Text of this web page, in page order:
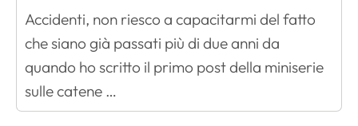
Accidenti, non riesco a capacitarmi del fatto
che siano già passati più di due anni da
quando ho scritto il primo post della miniserie
sulle catene …